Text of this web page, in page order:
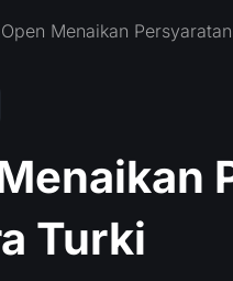
Menaikan
Turki